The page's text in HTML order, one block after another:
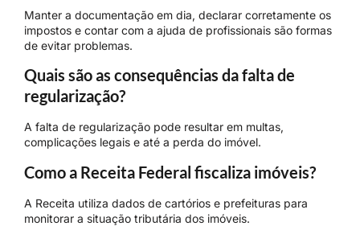
Manter a documentação em dia, declarar corretamente os
impostos e contar com a ajuda de profissionais são formas
de evitar problemas.
Quais são as consequências da falta de
regularização?
A falta de regularização pode resultar em multas,
complicações legais e até a perda do imóvel.
Como a Receita Federal fiscaliza imóveis?
A Receita utiliza dados de cartórios e prefeituras para
monitorar a situação tributária dos imóveis.